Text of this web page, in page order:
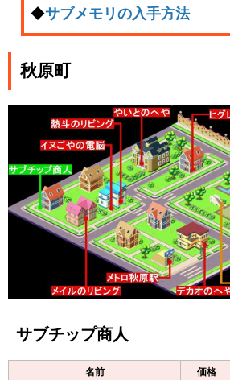
◆サブメモリの入手方法
秋原町
サブチップ商人
名前 価格